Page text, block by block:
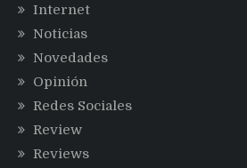
Internet
Noticias
Novedades
Opinión
Redes Sociales
Review
Reviews